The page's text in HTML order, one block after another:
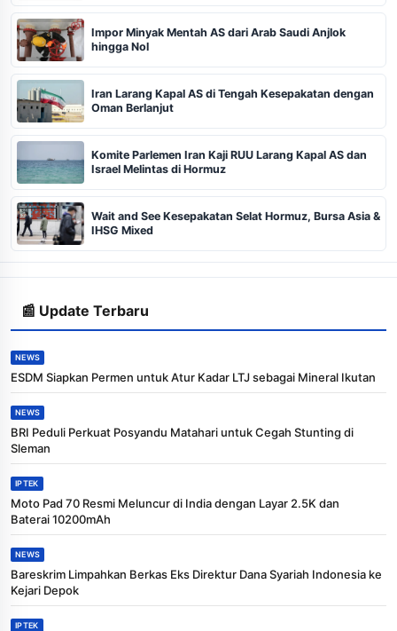
Impor Minyak Mentah AS dari Arab Saudi Anjlok
hingga Nol
Iran Larang Kapal AS di Tengah Kesepakatan dengan
Oman Berlanjut
Komite Parlemen Iran Kaji RUU Larang Kapal AS dan
Israel Melintas di Hormuz
Wait and See Kesepakatan Selat Hormuz, Bursa Asia &
IHSG Mixed
📰 Update Terbaru
NEWS
ESDM Siapkan Permen untuk Atur Kadar LTJ sebagai Mineral Ikutan
NEWS
BRI Peduli Perkuat Posyandu Matahari untuk Cegah Stunting di
Sleman
IPTEK
Moto Pad 70 Resmi Meluncur di India dengan Layar 2.5K dan
Baterai 10200mAh
NEWS
Bareskrim Limpahkan Berkas Eks Direktur Dana Syariah Indonesia ke
Kejari Depok
IPTEK